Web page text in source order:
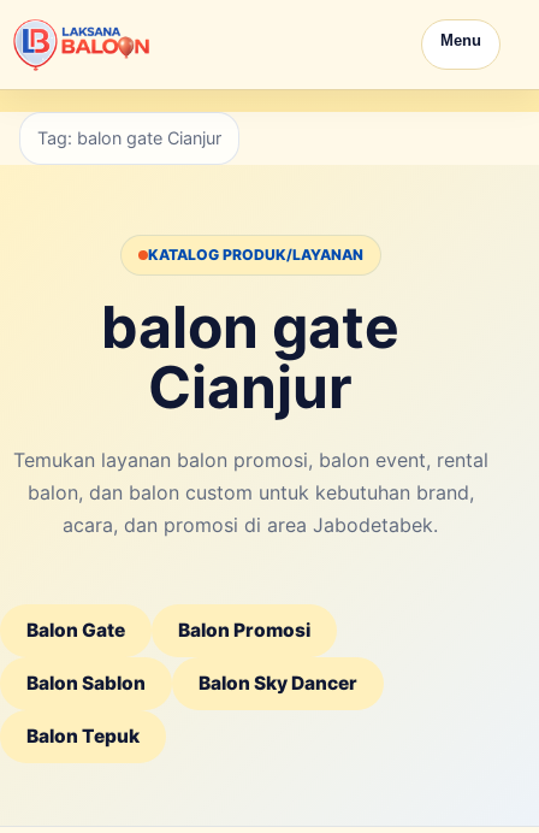
Menu
Tag: balon gate Cianjur
KATALOG PRODUK/LAYANAN
balon gate
Cianjur
Temukan layanan balon promosi, balon event, rental
balon, dan balon custom untuk kebutuhan brand,
acara, dan promosi di area Jabodetabek.
Balon Gate Balon Promosi
Balon Sablon Balon Sky Dancer
Balon Tepuk